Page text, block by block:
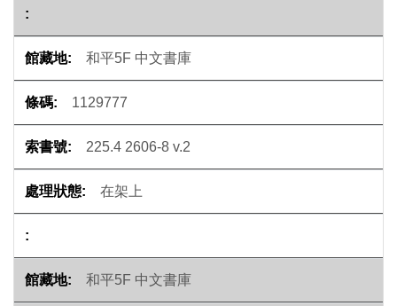
和平5F 中文書庫
1129777
225.4 2606-8 v.2
在架上
和平5F 中文書庫